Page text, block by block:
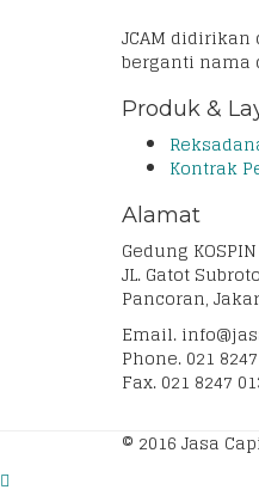
JCAM didirikan
berganti nama
Produk &
Kontrak
Alamat
Gedung KOSPIN
JL. Gatot
Pancoran,
Email.
Phone. 021
Fax. 021 8247
© 2016 Jasa